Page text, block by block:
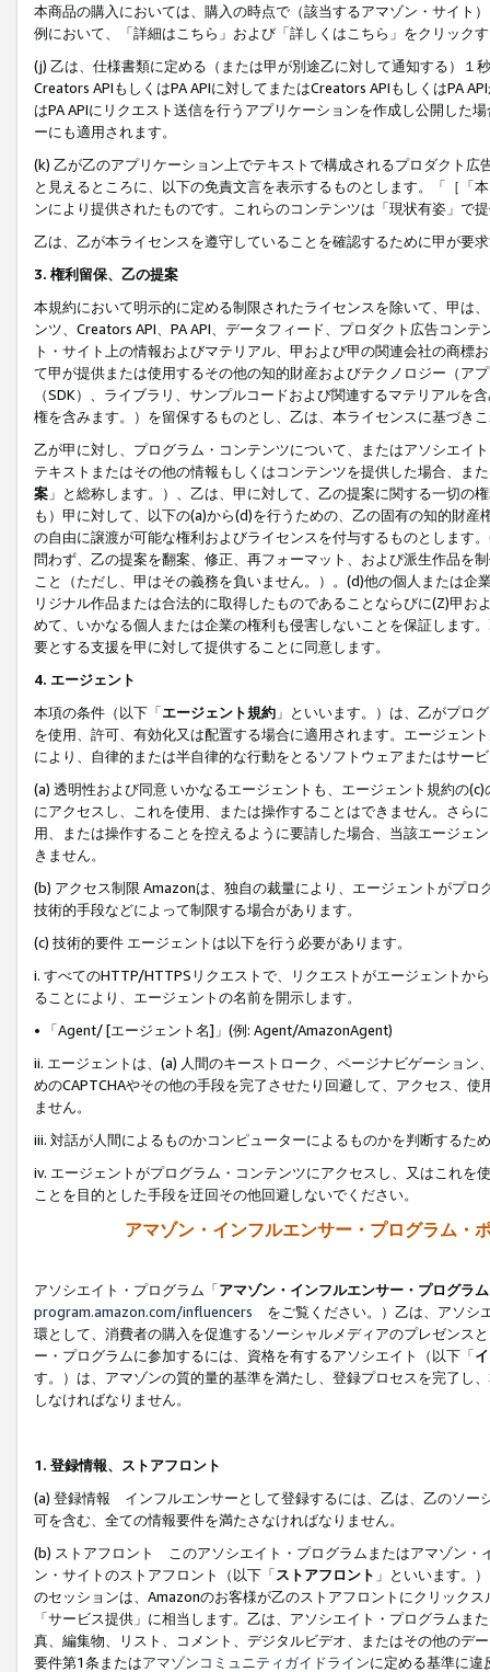
本商品の購入においては、購入の時点で（該当するアマゾン・サイト
例において、「詳細はこちら」および「詳しくはこちら」をクリック
(j) 乙は、仕様書類に定める（または甲が別途乙に対して通知する）
Creators APIもしくはPA APIに対してまたはCreators APIもしくはPA
はPA APIにリクエスト送信を行うアプリケーションを作成し公開した
ーにも適用されます。
(k) 乙が乙のアプリケーション上でテキストで構成されるプロダクト
と見えるところに、以下の免責文言を表示するものとします。「［「
ンにより提供されたものです。これらのコンテンツは「現状有姿」で
乙は、乙が本ライセンスを遵守していることを確認するために甲が要
3. 権利留保、乙の提案
本規約において明示的に定める制限されたライセンスを除いて、甲は
ンツ、Creators API、PA API、データフィード、プロダクト広告コン
ト・サイト上の情報およびマテリアル、甲および甲の関連会社の商
て甲が提供または使用するその他の知的財産およびテクノロジー（ア
（SDK）、ライブラリ、サンプルコードおよび関連するマテリアル
権を含みます。）を留保するものとし、乙は、本ライセンスに基づき
乙が甲に対し、プログラム・コンテンツについて、またはアソシエイ
テキストまたはその他の情報もしくはコンテンツを提供した場合、ま
案 」と総称します。）、乙は、甲に対して、乙の提案に関する一切
も）甲に対して、以下の(a)から(d)を行うための、乙の固有の知的財
の自由に譲渡が可能な権利およびライセンスを付与するものとします
問わず、乙の提案を翻案、修正、再フォーマット、および派生作品を
こと（ただし、甲はその義務を負いません。）。(d)他の個人または
リジナル作品または合法的に取得したものであることならびに(Z)甲
めて、いかなる個人または企業の権利も侵害しないことを保証します
要とする支援を甲に対して提供することに同意します。
4. エージェント
本項の条件（以下「エージェント規約 」といいます。）は、乙がプロ
を使用、許可、有効化又は配置する場合に適用されます。エージェン
により、自律的または半自律的な行動をとるソフトウェアまたはサー
(a) 透明性および同意 いかなるエージェントも、エージェント規約の
にアクセスし、これを使用、または操作することはできません。さら
用、または操作することを控えるように要請した場合、当該エージェ
きません。
(b) アクセス制限 Amazonは、独自の裁量により、エージェントがプ
技術的手段などによって制限する場合があります。
(c) 技術的要件 エージェントは以下を行う必要があります。
i. すべてのHTTP/HTTPSリクエストで、リクエストがエージェントか
ることにより、エージェントの名前を開示します。
• 「Agent/ [エージェント名]」(例: Agent/AmazonAgent)
ii. エージェントは、(a) 人間のキーストローク、ページナビゲーショ
めのCAPTCHAやその他の手段を完了させたり回避して、アクセス、
ません。
iii. 対話が人間によるものかコンピューターによるものかを判断するた
iv. エージェントがプログラム・コンテンツにアクセスし、又はこれ
ことを目的とした手段を迂回その他回避しないでください。
アマゾン・インフルエンサー・プログラム・
アソシエイト・プログラム「アマゾン・インフルエンサー・プログラム
program.amazon.com/influencers をご覧ください。）乙は、アソシ
環として、消費者の購入を促進するソーシャルメディアのプレゼンス
ー・プログラムに参加するには、資格を有するアソシエイト（以下「
す。）は、アマゾンの質的量的基準を満たし、登録プロセスを完了し、
しなければなりません。
1. 登録情報、ストアフロント
(a) 登録情報 インフルエンサーとして登録するには、乙は、乙のソー
可を含む、全ての情報要件を満たさなければなりません。
(b) ストアフロント このアソシエイト・プログラムまたはアマゾン・
ン・サイトのストアフロント（以下「ストアフロント 」といいます。
のセッションは、Amazonのお客様が乙のストアフロントにクリック
「サービス提供」に相当します。乙は、アソシエイト・プログラム
真、編集物、リスト、コメント、デジタルビデオ、またはその他のデ
要件第1条またはアマゾンコミュニティガイドラインに定める基準に違